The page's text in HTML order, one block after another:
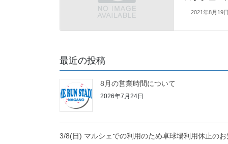
2021年8月19日
最近の投稿
8月の営業時間について
2026年7月24日
3/8(日) マルシェでの利用のため卓球場利用休止の